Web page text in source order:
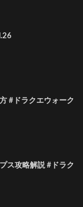
#ドラクエウォーク
ス攻略解説 #ドラク